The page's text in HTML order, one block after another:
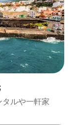
ルや一⁠軒⁠家